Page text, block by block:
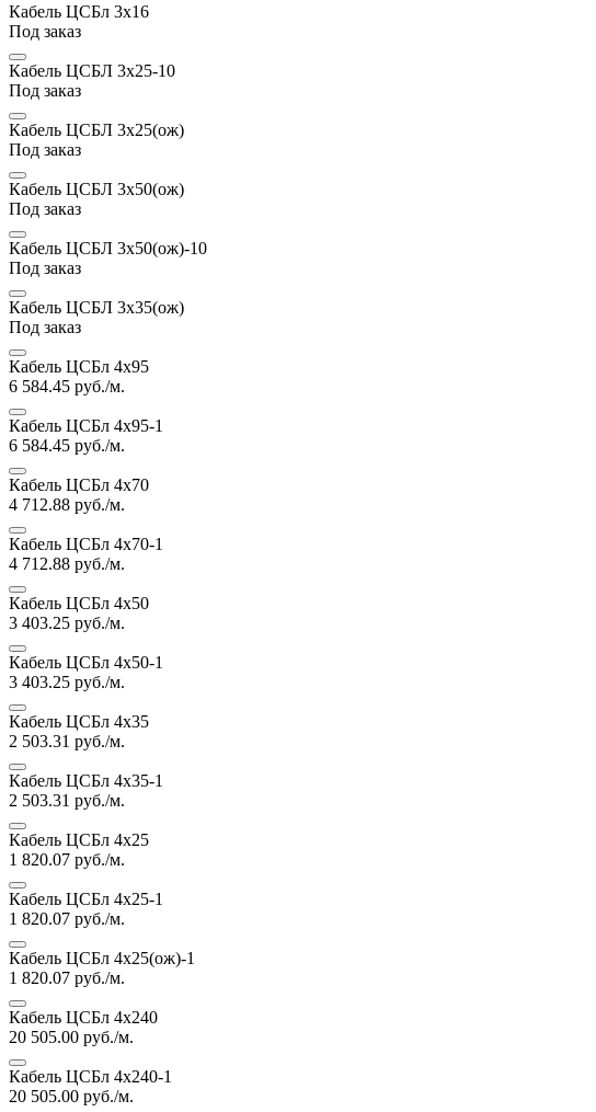
Кабель ЦСБл 3х16
Под заказ
Кабель ЦСБЛ 3х25-10
Под заказ
Кабель ЦСБЛ 3х25(ож)
Под заказ
Кабель ЦСБЛ 3х50(ож)
Под заказ
Кабель ЦСБЛ 3х50(ож)-10
Под заказ
Кабель ЦСБЛ 3х35(ож)
Под заказ
Кабель ЦСБл 4х95
6 584.45 руб./м.
Кабель ЦСБл 4х95-1
6 584.45 руб./м.
Кабель ЦСБл 4х70
4 712.88 руб./м.
Кабель ЦСБл 4х70-1
4 712.88 руб./м.
Кабель ЦСБл 4х50
3 403.25 руб./м.
Кабель ЦСБл 4х50-1
3 403.25 руб./м.
Кабель ЦСБл 4х35
2 503.31 руб./м.
Кабель ЦСБл 4х35-1
2 503.31 руб./м.
Кабель ЦСБл 4х25
1 820.07 руб./м.
Кабель ЦСБл 4х25-1
1 820.07 руб./м.
Кабель ЦСБл 4х25(ож)-1
1 820.07 руб./м.
Кабель ЦСБл 4х240
20 505.00 руб./м.
Кабель ЦСБл 4х240-1
20 505.00 руб./м.